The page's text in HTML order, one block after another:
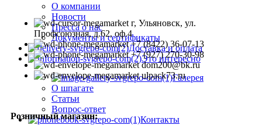
О компании
Новости
Пресса о нас
Документы и сертификаты
Доставка и оплата
Это интересно
Галерея
О шпагате
Статьи
Вопрос-ответ
Контакты
г, Ульяновск, ул.
Профсоюзная, д.62, оф.4
+7 (8422) 36-07-13
+7 (927) 270-30-98
dom200@bk.ru
ulpack73.ru
Розничный магазин: